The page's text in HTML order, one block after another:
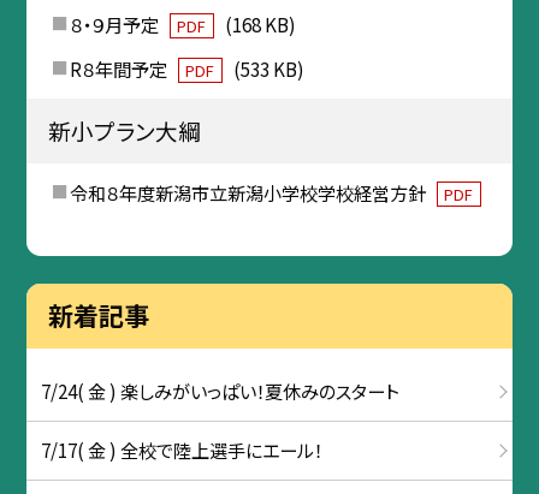
８・９月予定 PDF
(168 KB)
R８年間予定
PDF (533 KB)
新小プラン大綱
令和８年度新潟市立新潟小学校学校経営方針 PDF
新着記事
7/24( 金 ) 楽しみがいっぱい！夏休みのスタート
7/17( 金 ) 全校で陸上選手にエール！